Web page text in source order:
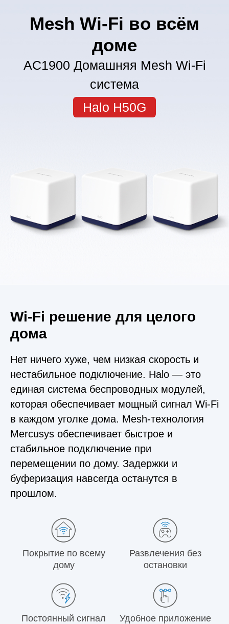
Mesh Wi-Fi во всём
доме
AC1900 Домашняя Mesh Wi-Fi
система
Halo H50G
Wi‑Fi решение для целого
дома
Нет ничего хуже, чем низкая скорость и
нестабильное подключение. Halo — это
единая система беспроводных модулей,
которая обеспечивает мощный сигнал Wi-Fi
в каждом уголке дома. Mesh-технология
Mercusys обеспечивает быстрое и
стабильное подключение при
перемещении по дому. Задержки и
буферизация навсегда останутся в
прошлом.
Покрытие по всему
дому
Развлечения без
остановки
Постоянный сигнал Удобное приложение